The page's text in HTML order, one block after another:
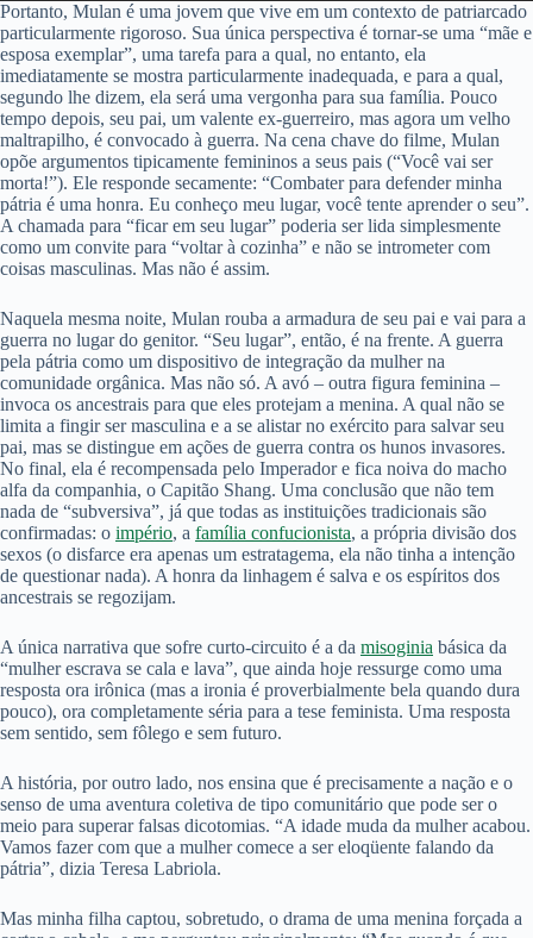
Portanto, Mulan é uma jovem que vive em um contexto de patriarcado
particularmente rigoroso. Sua única perspectiva é tornar-se uma “mãe e
esposa exemplar”, uma tarefa para a qual, no entanto, ela
imediatamente se mostra particularmente inadequada, e para a qual,
segundo lhe dizem, ela será uma vergonha para sua família. Pouco
tempo depois, seu pai, um valente ex-guerreiro, mas agora um velho
maltrapilho, é convocado à guerra. Na cena chave do filme, Mulan
opõe argumentos tipicamente femininos a seus pais (“Você vai ser
morta!”). Ele responde secamente: “Combater para defender minha
pátria é uma honra. Eu conheço meu lugar, você tente aprender o seu”.
A chamada para “ficar em seu lugar” poderia ser lida simplesmente
como um convite para “voltar à cozinha” e não se intrometer com
coisas masculinas. Mas não é assim.
Naquela mesma noite, Mulan rouba a armadura de seu pai e vai para a
guerra no lugar do genitor. “Seu lugar”, então, é na frente. A guerra
pela pátria como um dispositivo de integração da mulher na
comunidade orgânica. Mas não só. A avó – outra figura feminina –
invoca os ancestrais para que eles protejam a menina. A qual não se
limita a fingir ser masculina e a se alistar no exército para salvar seu
pai, mas se distingue em ações de guerra contra os hunos invasores.
No final, ela é recompensada pelo Imperador e fica noiva do macho
alfa da companhia, o Capitão Shang. Uma conclusão que não tem
nada de “subversiva”, já que todas as instituições tradicionais são
confirmadas: o império, a família confucionista, a própria divisão dos
sexos (o disfarce era apenas um estratagema, ela não tinha a intenção
de questionar nada). A honra da linhagem é salva e os espíritos dos
ancestrais se regozijam.
A única narrativa que sofre curto-circuito é a da misoginia básica da
“mulher escrava se cala e lava”, que ainda hoje ressurge como uma
resposta ora irônica (mas a ironia é proverbialmente bela quando dura
pouco), ora completamente séria para a tese feminista. Uma resposta
sem sentido, sem fôlego e sem futuro.
A história, por outro lado, nos ensina que é precisamente a nação e o
senso de uma aventura coletiva de tipo comunitário que pode ser o
meio para superar falsas dicotomias. “A idade muda da mulher acabou.
Vamos fazer com que a mulher comece a ser eloqüente falando da
pátria”, dizia Teresa Labriola.
Mas minha filha captou, sobretudo, o drama de uma menina forçada a